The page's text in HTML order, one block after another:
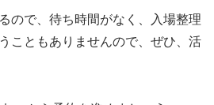
ので、待ち時間がなく、入場整理
こともありませんので、ぜひ、活